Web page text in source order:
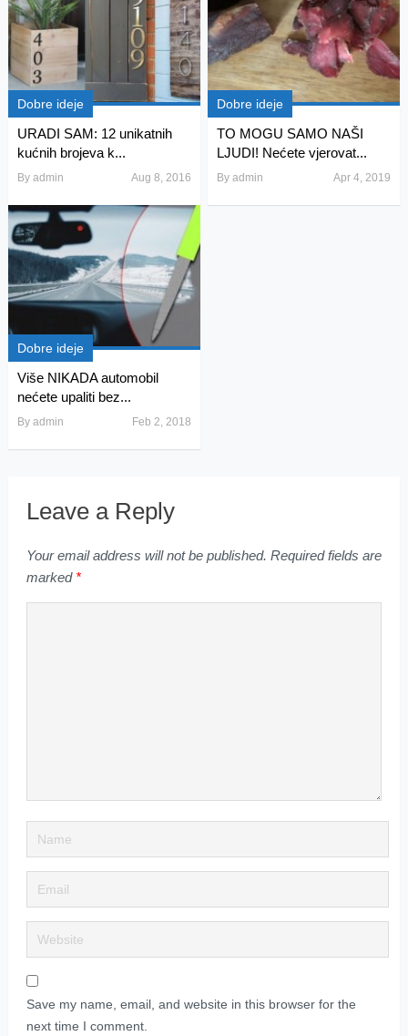
Dobre ideje
URADI SAM: 12 unikatnih
kućnih brojeva k...
By admin Aug 8, 2016
Dobre ideje
TO MOGU SAMO NAŠI
LJUDI! Nećete vjerovat...
Byadmin Apr 4, 2019
Dobre ideje
Više NIKADA automobil
nećete upaliti bez...
By admin Feb 2, 2018
Leave a Reply
Your email address will not be published. Required fields are
marked *
Save my name, email, and website in this browser for the
next time I comment.